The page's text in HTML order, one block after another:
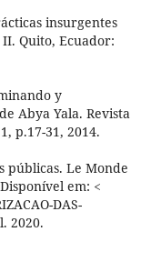
insurgentes
Quito, Ecuador:
y
Abya Yala. Revista
p.17-31, 2014.
públicas. Le Monde
em: <
DAS-
2020.